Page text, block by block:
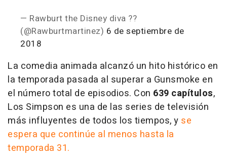
— Rawburt the Disney diva ??
(@Rawburtmartinez) 6 de septiembre de
2018
La comedia animada alcanzó un hito histórico en
la temporada pasada al superar a Gunsmoke en
el número total de episodios. Con 639 capítulos,
Los Simpson es una de las series de televisión
más influyentes de todos los tiempos, y se
espera que continúe al menos hasta la
temporada 31.